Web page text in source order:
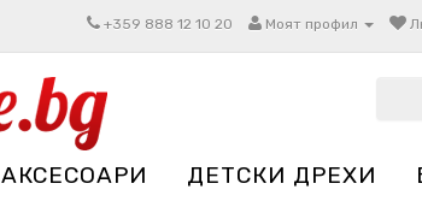
+359 888 12 10 20 Моят профил
АКСЕСОАРИ ДЕТСКИ ДРЕХИ